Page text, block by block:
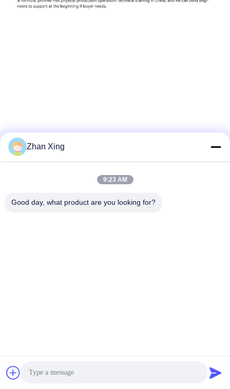
Zhan Xing
9:23 AM
Good day, what product are you looking for?